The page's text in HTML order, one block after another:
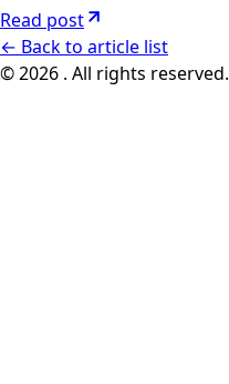
Read post
← Back to article list
© 2026 . All rights reserved.